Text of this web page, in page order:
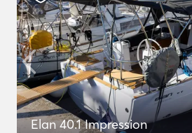
Elan 40.1 Impression